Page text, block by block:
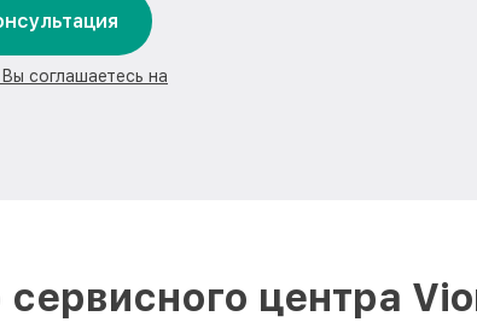
соглашаетесь на
центра